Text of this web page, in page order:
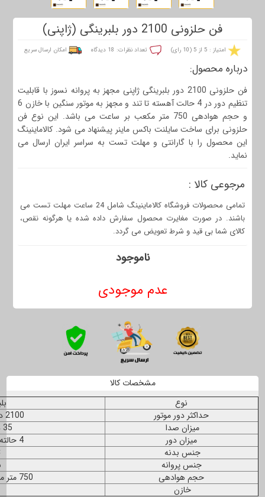
فن حلزونی 2100 دور بلبرینگی (ژاپنی)
امتیاز : 5 از 5 (10 رای) تعداد نظرات: 18 دیدگاه امکان ارسال سریع
درباره محصول:
فن حلزونی 2100 دور بلبرینگی ژاپنی مجهز به پروانه نسوز با قابلیت
تنظیم دور در 4 حالت آهسته تا تند و مجهز به موتور سنگین با خازن 6
و حجم هوادهی 750 متر مکعب بر ساعت می باشد. این نوع فن
حلزونی برای ساخت سایلنت باکس ماینر پیشنهاد می شود. کالاماینینگ
این محصول را با گارانتی و مهلت تست به سراسر ایران ارسال می
نماید.
مرجوعی کالا :
تمامی محصولات فروشگاه کالاماینینگ شامل 24 ساعت مهلت تست می
باشند. در صورت مغایرت محصول سفارش داده شده یا هرگونه نقص،
کالای شما بی قید و شرط تعویض می گردد.
ناموجود
عدم موجودی
مشخصات کالا
نوع
حداکثر دور موتور
2100 دور در دقیقه
میزان صدا
35 دسی بل
میزان دور
4 حالته قابل تنظیم
جنس بدنه
جنس پروانه
حجم هوادهی
750 متر مکعب بر ساعت
خازن